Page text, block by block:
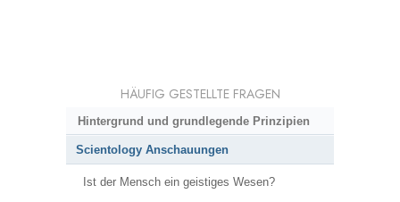
HÄUFIG GESTELLTE FRAGEN
Hintergrund und grundlegende Prinzipien
Scientology Anschauungen
Ist der Mensch ein geistiges Wesen?